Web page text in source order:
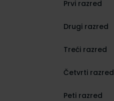
Prvi razred
Drugi razred
Treći razred
Četvrti razred
Peti razred